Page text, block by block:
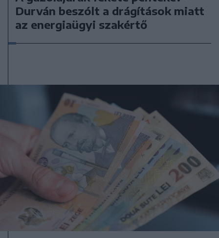
Durván beszólt a drágítások miatt
az energiaügyi szakértő